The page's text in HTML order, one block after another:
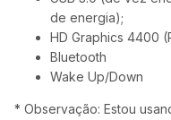
de energia);
HD Graphics 4400
Bluetooth
Wake Up/Down
* Observação: Estou